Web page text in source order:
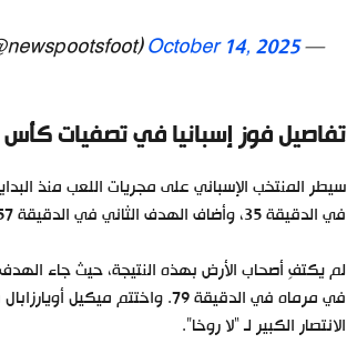
— Newspoots (@newspootsfoot)
October 14, 2025
تفاصيل فوز إسبانيا في تصفيات كأس
سيطر المنتخب الإسباني على مجريات اللعب منذ
في الدقيقة 35، وأضاف الهدف الثاني في الدقيقة 57، ليمنح فريقه تقدمًا مريحًا.
لم يكتفِ أصحاب الأرض بهذه النتيجة، حيث جاء الهدف
الانتصار الكبير لـ “لا روخا”.